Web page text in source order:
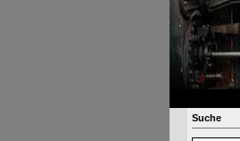
Suche